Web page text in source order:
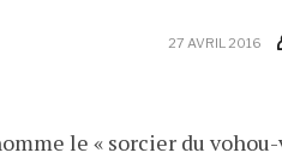
27 AVRIL 2016
le « sorcier du